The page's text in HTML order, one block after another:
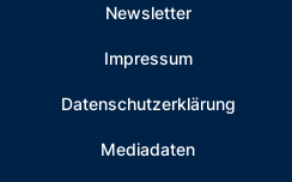
Newsletter
Impressum
Datenschutzerklärung
Mediadaten